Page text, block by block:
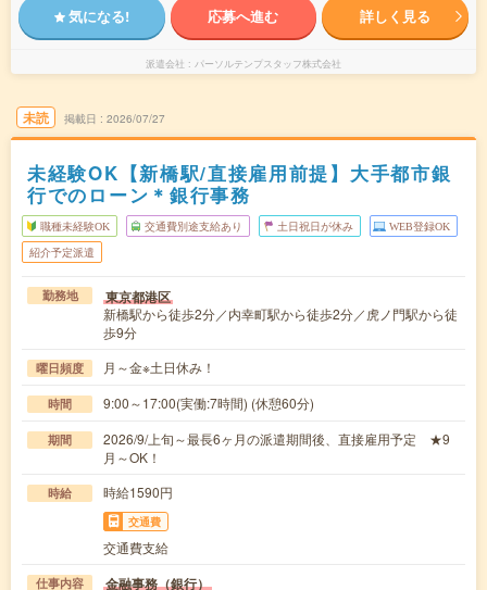
気になる! 応募へ進む 詳しく見る
派遣会社 パーソルテンプスタッフ株式会社
未読 掲載日 2026/07/27
未経験OK【新橋駅/直接雇用前提】大手都市銀
行でのローン＊銀行事務
職種未経験OK 交通費別途支給あり 土日祝日が休み WEB登録OK
紹介予定派遣
勤務地 東京都港区
新橋駅から徒歩2分／内幸町駅から徒歩2分／虎ノ門駅から徒
歩9分
曜日頻度 月～金※土日休み！
時間 9:00～17:00(実働:7時間) (休憩60分)
期間
2026/9/上旬～最長6ヶ月の派遣期間後、直接雇用予定 ★9
月～OK！
時給 時給1590円
交通費
交通費支給
仕事内容 金融事務（銀行）